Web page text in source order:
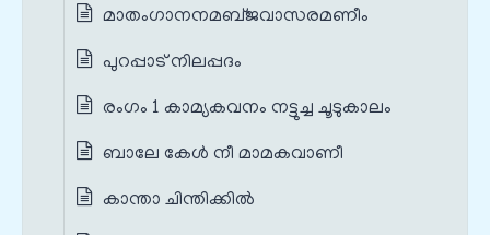
മാതംഗാനനമബ്‌ജവാസരമണീം
പുറപ്പാട് നിലപ്പദം
രംഗം 1 കാമ്യകവനം നട്ടുച്ച ചൂടുകാലം
ബാലേ കേള്‍ നീ മാമകവാണീ
കാന്താ ചിന്തിക്കില്‍